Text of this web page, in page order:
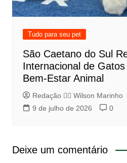
Tudo para seu pet
São Caetano do Sul
Internacional de
Bem-Estar Animal
Redação 👨‍⚖️​ Wilson Marinho
9 de julho de 2026
0
Deixe um comentário